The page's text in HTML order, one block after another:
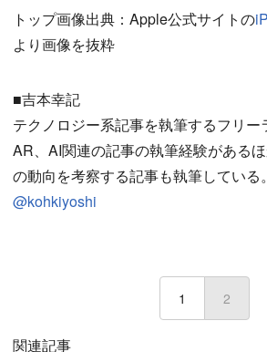
トップ画像出典：Apple公式サイトの
より画像を抜粋
■吉本幸記
テクノロジー系記事を執筆するフリー
AR、AI関連の記事の執筆経験がある
の動向を考察する記事も執筆している
@kohkiyoshi
1 2
関連記事